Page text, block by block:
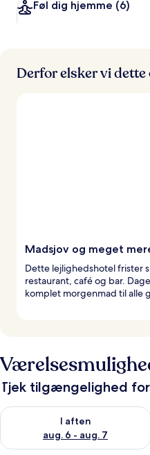
Føl dig hjemme (6)
Derfor elsker vi
Madsjov og meget
Dette lejlighedshotel frister
restaurant, café og bar.
komplet morgenmad til alle
Tjek tilgængelighed
I aften
aug. 6 - aug. 7
Tjek tilgængelighed for i aften